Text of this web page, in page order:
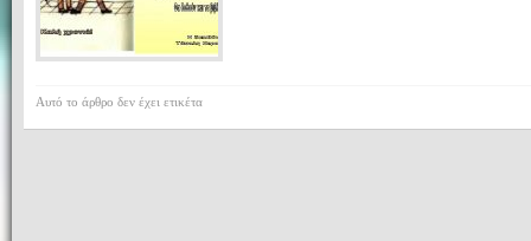
Αυτό το άρθρο δεν έχει ετικέτα